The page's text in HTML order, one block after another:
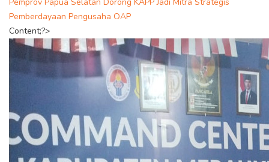
Pemberdayaan Pengusaha OAP
Content;?>